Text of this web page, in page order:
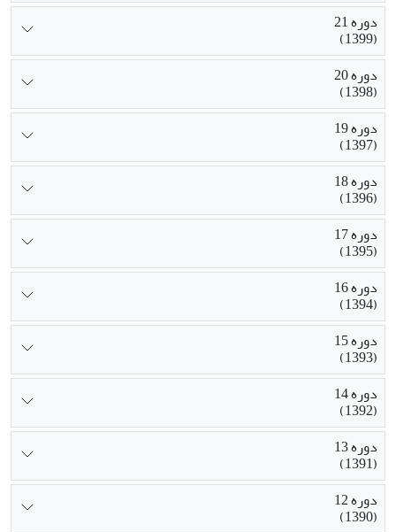
دوره 21
(1399)
دوره 20
(1398)
دوره 19
(1397)
دوره 18
(1396)
دوره 17
(1395)
دوره 16
(1394)
دوره 15
(1393)
دوره 14
(1392)
دوره 13
(1391)
دوره 12
(1390)